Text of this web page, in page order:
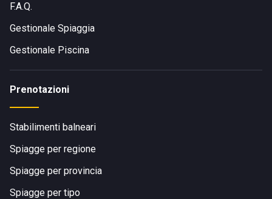
F.A.Q.
Gestionale Spiaggia
Gestionale Piscina
Prenotazioni
Stabilimenti balneari
Spiagge per regione
Spiagge per provincia
Spiagge per tipo